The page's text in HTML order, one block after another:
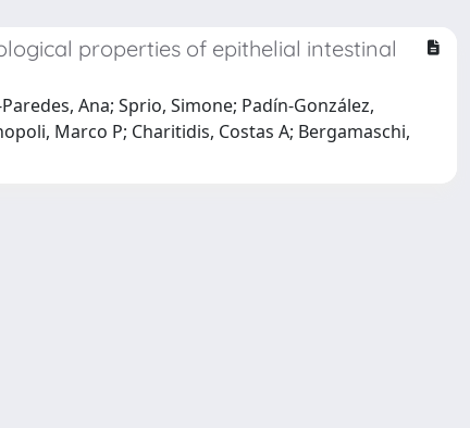
properties of epithelial intestinal
Ana; Sprio, Simone; Padín-González,
Marco P; Charitidis, Costas A; Bergamaschi,